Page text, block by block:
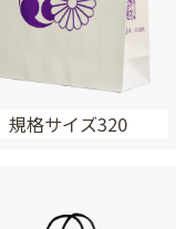
規格サイズ320